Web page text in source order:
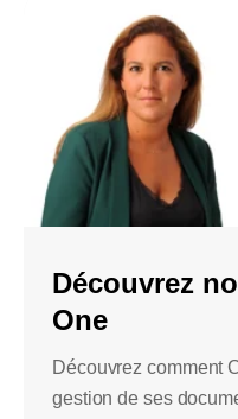
Découvrez
One
Découvrez comment
gestion de ses